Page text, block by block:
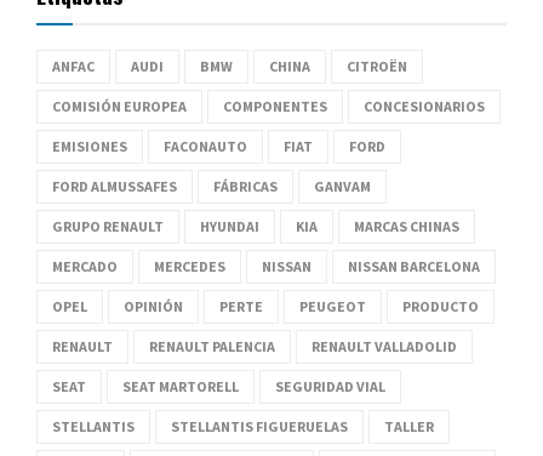
ANFAC AUDI BMW CHINA CITROËN
COMISIÓN EUROPEA COMPONENTES CONCESIONARIOS
EMISIONES FACONAUTO FIAT FORD
FORD ALMUSSAFES FÁBRICAS GANVAM
GRUPO RENAULT HYUNDAI KIA MARCAS CHINAS
MERCADO MERCEDES NISSAN NISSAN BARCELONA
OPEL OPINIÓN PERTE PEUGEOT PRODUCTO
RENAULT RENAULT PALENCIA RENAULT VALLADOLID
SEAT SEAT MARTORELL SEGURIDAD VIAL
STELLANTIS STELLANTIS FIGUERUELAS TALLER